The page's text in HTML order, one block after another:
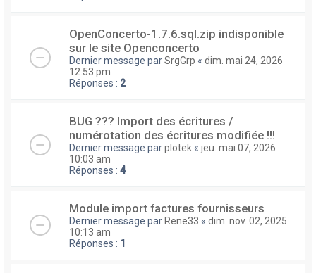
OpenConcerto-1.7.6.sql.zip indisponible
sur le site Openconcerto
Dernier message parSrgGrp « dim. mai 24, 2026
12:53 pm
Réponses : 2
BUG ??? Import des écritures /
numérotation des écritures modifiée !!!
Dernier message parplotek « jeu. mai 07, 2026
10:03 am
Réponses : 4
Module import factures fournisseurs
Dernier message par Rene33 « dim. nov. 02, 2025
10:13 am
Réponses : 1